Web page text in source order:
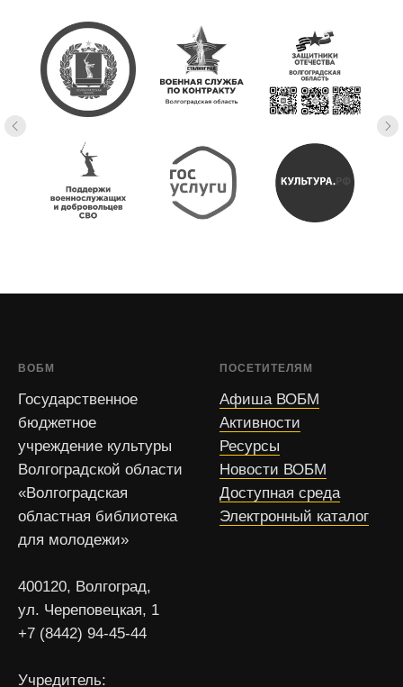
ВОБМ
Государственное
бюджетное
учреждение культуры
Волгоградской области
«Волгоградская
областная библиотека
для молодежи»
400120, Волгоград,
ул. Череповецкая, 1
+7 (8442) 94-45-44
Учредитель:
ПОСЕТИТЕЛЯМ
Афиша ВОБМ
Активности
Ресурсы
Новости ВОБМ
Доступная среда
Электронный каталог